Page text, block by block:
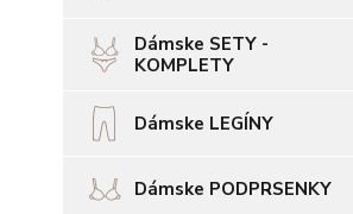
Dámske SETY -
KOMPLETY
Dámske LEGÍNY
Dámske PODPRSENKY